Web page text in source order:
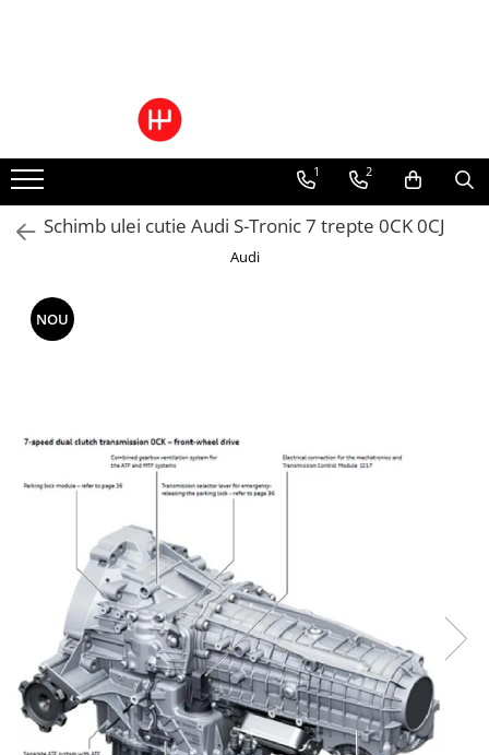
Ulei cutie automata
Filtre cutii automate
1 2
Schimb ulei cutie Audi S-Tronic 7 trepte 0CK 0CJ
Audi
NOU